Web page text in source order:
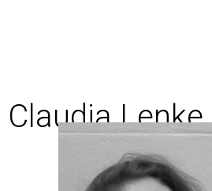
Claudia Lenke